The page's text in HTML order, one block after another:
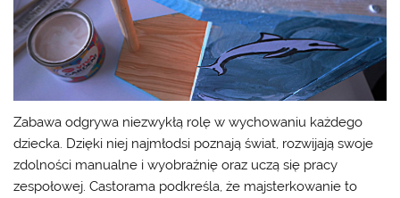
Zabawa odgrywa niezwykłą rolę w wychowaniu każdego
dziecka. Dzięki niej najmłodsi poznają świat, rozwijają swoje
zdolności manualne i wyobraźnię oraz uczą się pracy
zespołowej. Castorama podkreśla, że majsterkowanie to